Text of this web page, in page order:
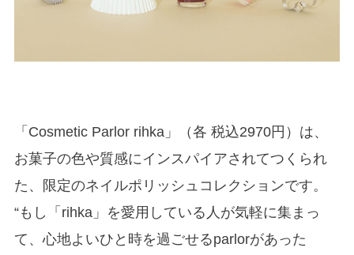
「Cosmetic Parlor rihka」（各 税込2970円）は、
お菓子の色や質感にインスパイアされてつくられ
た、限定のネイルポリッシュコレクションです。
“もし「rihka」を愛用している人が気軽に集まっ
て、心地よいひと時を過ごせるparlorがあった